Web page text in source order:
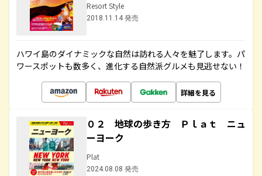
Resort Style
2018.11.14 発売
ハワイ島のダイナミックな自然は訪れる人々を魅了します。パ
ワースポットも数多く、進化する自然派グルメも見逃せない！
詳細を見る
０２ 地球の歩き方 Ｐｌａｔ ニュ
ーヨーク
Plat
2024.08.08 発売